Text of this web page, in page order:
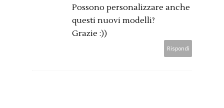
Possono personalizzare anche
questi nuovi modelli?
Grazie :))
Rispondi